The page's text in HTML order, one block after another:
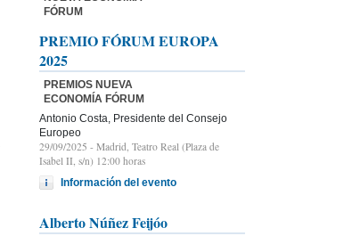
FÓRUM
PREMIO FÓRUM EUROPA
2025
PREMIOS NUEVA
ECONOMÍA FÓRUM
Antonio Costa, Presidente del Consejo
Europeo
29/09/2025 - Madrid, Teatro Real (Plaza de
Isabel II, s/n) 12:00 horas
Información del evento
Alberto Núñez Feijóo